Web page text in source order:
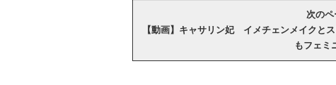
次の
【動画】キャサリン妃 イメチェンメイクと
もフェミ